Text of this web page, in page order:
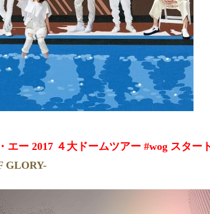
エー 2017 ４大ドームツアー #wog スター
GLORY-